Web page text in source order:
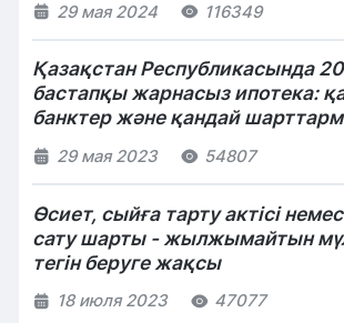
29 мая 2024 116349
Қазақстан Республикасында
бастапқы жарнасыз ипотека:
банктер және қандай
29 мая 2023 54807
Өсиет, сыйға тарту актісі
сату шарты - жылжымайтын
тегін беруге жақсы
18 июля 2023 47077